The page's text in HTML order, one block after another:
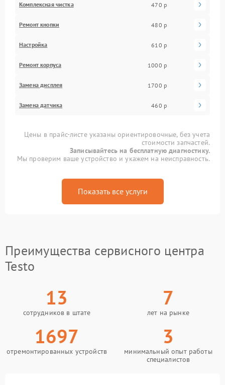
Комплексная чистка 470 р
Ремонт кнопки 480 р
Настройка 610 р
Ремонт корпуса 1000 р
Замена дисплея 1700 р
Замена датчика 460 р
Цены в прайс-листе указаны ориентировочные, без учета
стоимости запчастей.
Записывайтесь на бесплатную диагностику.
Мы проверим ваше устройство и укажем на неисправность.
Показать все услуги
Преимущества сервисного центра
Testo
13
сотрудников в штате
7
лет на рынке
1697
отремонтированных устройств
3
минимальный опыт работы
специалистов